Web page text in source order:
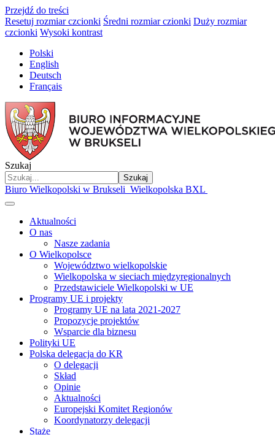
Przejdź do treści
Resetuj rozmiar czcionki Średni rozmiar czionki Duży rozmiar
czcionki Wysoki kontrast
Polski
English
Deutsch
Français
Szukaj
Szukaj
Biuro Wielkopolski w Brukseli Wielkopolska BXL
Aktualności
O nas
Nasze zadania
O Wielkopolsce
Województwo wielkopolskie
Wielkopolska w sieciach międzyregionalnych
Przedstawiciele Wielkopolski w UE
Programy UE i projekty
Programy UE na lata 2021-2027
Propozycje projektów
Wsparcie dla biznesu
Polityki UE
Polska delegacja do KR
O delegacji
Skład
Opinie
Aktualności
Europejski Komitet Regionów
Koordynatorzy delegacji
Staże